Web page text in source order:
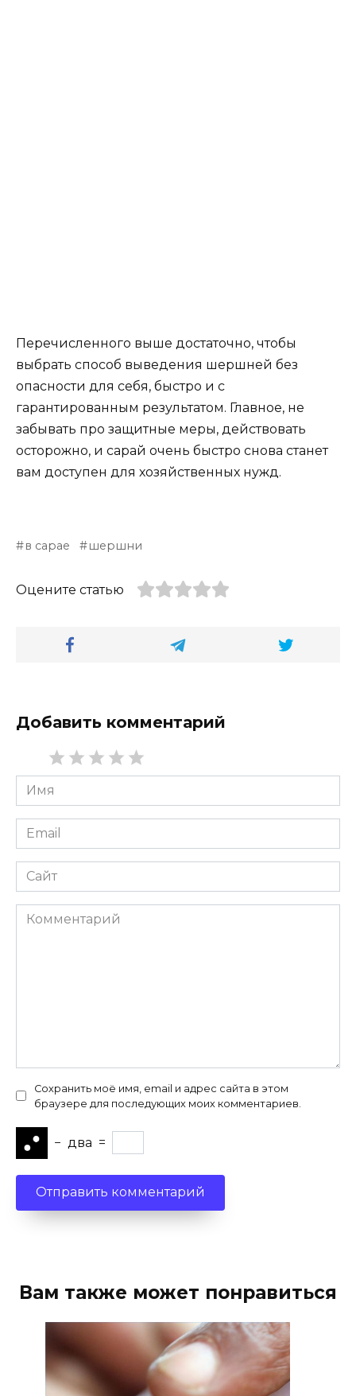
Перечисленного выше достаточно, чтобы
выбрать способ выведения шершней без
опасности для себя, быстро и с
гарантированным результатом. Главное, не
забывать про защитные меры, действовать
осторожно, и сарай очень быстро снова станет
вам доступен для хозяйственных нужд.
в сарае шершни
Оцените статью
Добавить комментарий
Имя
*
Email
*
Сайт
Комментарий
Сохранить моё имя, email и адрес сайта в этом
браузере для последующих моих комментариев.
− два =
Вам также может понравиться